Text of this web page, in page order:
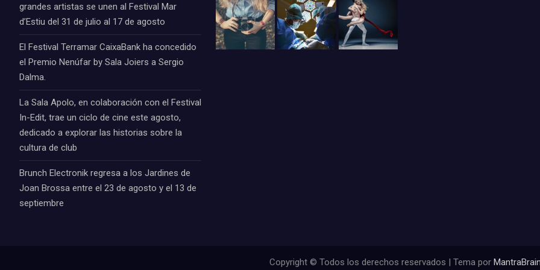
grandes artistas se unen al Festival Mar
d’Estiu del 31 de julio al 17 de agosto
El Festival Terramar CaixaBank ha concedido
el Premio Nenúfar by Sala Joiers a Sergio
Dalma.
La Sala Apolo, en colaboración con el Festival
In-Edit, trae un ciclo de cine este agosto,
dedicado a explorar las historias sobre la
cultura de club
Brunch Electronik regresa a los Jardines de
Joan Brossa entre el 23 de agosto y el 13 de
septiembre
Copyright © Todos los derechos reservados | Tema por